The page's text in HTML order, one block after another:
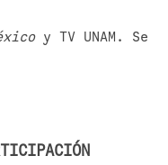
y TV UNAM. Se